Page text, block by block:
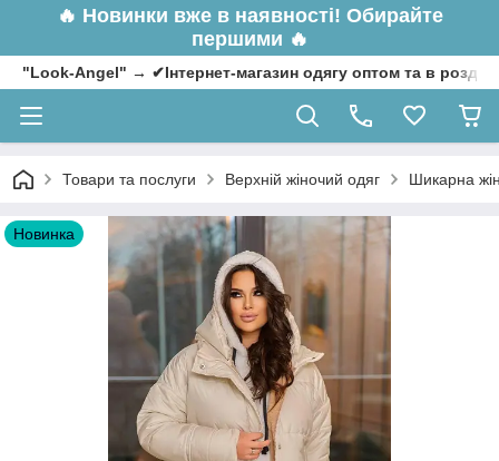
🔥 Новинки вже в наявності! Обирайте
першими 🔥
"Look-Angel" → ✔Інтернет-магазин одягу оптом та в
Товари та послуги Верхній жіночий одяг Шикарна
Новинка